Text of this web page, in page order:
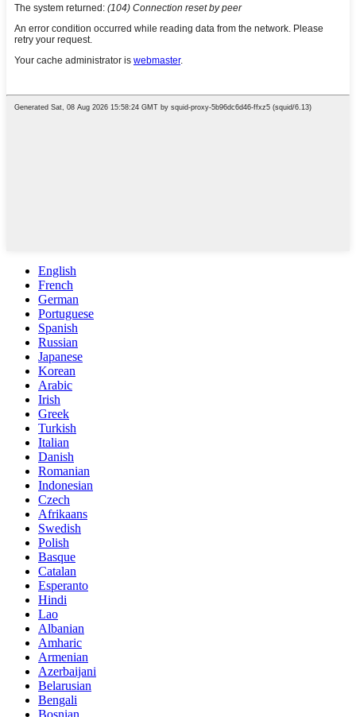
English
French
German
Portuguese
Spanish
Russian
Japanese
Korean
Arabic
Irish
Greek
Turkish
Italian
Danish
Romanian
Indonesian
Czech
Afrikaans
Swedish
Polish
Basque
Catalan
Esperanto
Hindi
Lao
Albanian
Amharic
Armenian
Azerbaijani
Belarusian
Bengali